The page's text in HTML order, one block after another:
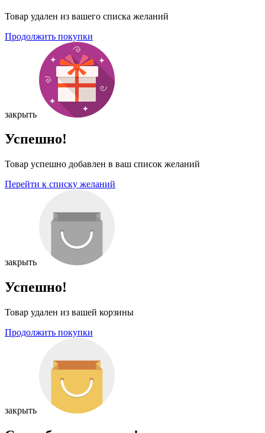
Товар удален из вашего списка желаний
Продолжить покупки
закрыть
Успешно!
Товар успешно добавлен в ваш список желаний
Перейти к списку желаний
закрыть
Успешно!
Товар удален из вашей корзины
Продолжить покупки
закрыть